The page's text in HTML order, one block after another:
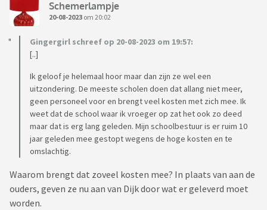
Schemerlampje
20-08-2023 om 20:02
Gingergirl schreef op 20-08-2023 om 19:57:
[..]
Ik geloof je helemaal hoor maar dan zijn ze wel een
uitzondering. De meeste scholen doen dat allang niet meer,
geen personeel voor en brengt veel kosten met zich mee. Ik
weet dat de school waar ik vroeger op zat het ook zo deed
maar dat is erg lang geleden. Mijn schoolbestuur is er ruim 10
jaar geleden mee gestopt wegens de hoge kosten en te
omslachtig.
Waarom brengt dat zoveel kosten mee? In plaats van aan de
ouders, geven ze nu aan van Dijk door wat er geleverd moet
worden.